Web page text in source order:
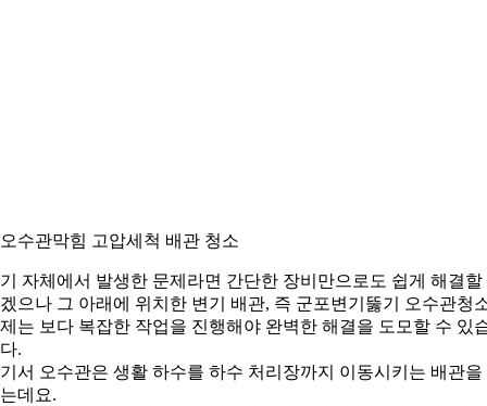
수관막힘 고압세척 배관 청소
자체에서 발생한 문제라면 간단한 장비만으로도 쉽게 해결할
으나 그 아래에 위치한 변기 배관, 즉 군포변기뚫기 오수관청
는 보다 복잡한 작업을 진행해야 완벽한 해결을 도모할 수 있
.
서 오수관은 생활 하수를 하수 처리장까지 이동시키는 배관을
데요.